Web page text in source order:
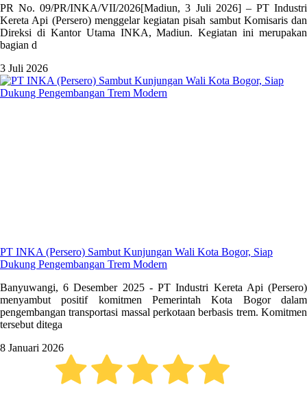
PR No. 09/PR/INKA/VII/2026[Madiun, 3 Juli 2026] – PT Industri
Kereta Api (Persero) menggelar kegiatan pisah sambut Komisaris dan
Direksi di Kantor Utama INKA, Madiun. Kegiatan ini merupakan
bagian d
3 Juli 2026
PT INKA (Persero) Sambut Kunjungan Wali Kota Bogor, Siap
Dukung Pengembangan Trem Modern
Banyuwangi, 6 Desember 2025 - PT Industri Kereta Api (Persero)
menyambut positif komitmen Pemerintah Kota Bogor dalam
pengembangan transportasi massal perkotaan berbasis trem. Komitmen
tersebut ditega
8 Januari 2026